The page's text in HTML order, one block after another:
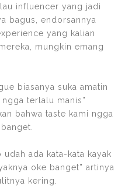
influencer yang jadi
bagus, endorsannya
yang kalian
mungkin emang
biasanya suka amatin
ngga terlalu manis”
bahwa taste kami ngga
ada kata-kata kayak
oke banget” artinya
kering.